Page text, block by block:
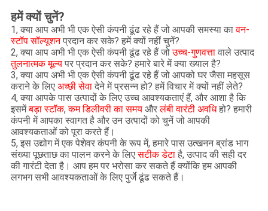
हमें क्यों चुनें?
1, क्या आप अभी भी एक ऐसी कंपनी ढूंढ रहे हैं जो आपकी समस्या कावन-
स्टॉप सॉल्यूशनप्रदान कर सके? हमें क्यों नहीं चुनें?
2, क्या आप अभी भी एक ऐसी कंपनी ढूंढ रहे हैं जोउच्च-गुणवत्तावाले उत्पाद
तुलनात्मक मूल्यपर प्रदान कर सके? हमारे बारे में क्या ख्याल है?
3, क्या आप अभी भी एक ऐसी कंपनी ढूंढ रहे हैं जो आपको घर जैसा महसूस
कराने के लिए अच्छी सेवादेने में प्रसन्न हो? हमें विचार में क्यों नहीं लेते?
4, क्या आपके पास उत्पादों के लिए उच्च आवश्यकताएं हैं, और आशा है कि
इसमेंबड़ा स्टॉक,कम डिलीवरी का समयऔरलंबी वारंटी अवधिहो? हमारी
कंपनी में आपका स्वागत है और उन उत्पादों को चुनें जो आपकी
आवश्यकताओं को पूरा करते हैं।
5, इस उद्योग में एक पेशेवर कंपनी के रूप में, हमारे पास उत्खनन ब्रांड भाग
संख्या पूछताछ का पालन करने के लिएसटीक डेटाहै, उत्पाद की सही दर
की गारंटी देता है। आप हम पर भरोसा कर सकते हैं क्योंकि हम आपकी
लगभग सभी आवश्यकताओं के लिए पुर्जे ढूंढ सकते हैं।